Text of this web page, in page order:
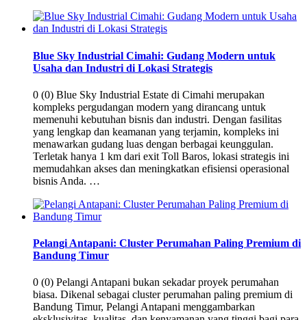
Blue Sky Industrial Cimahi: Gudang Modern untuk
Usaha dan Industri di Lokasi Strategis
0 (0) Blue Sky Industrial Estate di Cimahi merupakan
kompleks pergudangan modern yang dirancang untuk
memenuhi kebutuhan bisnis dan industri. Dengan fasilitas
yang lengkap dan keamanan yang terjamin, kompleks ini
menawarkan gudang luas dengan berbagai keunggulan.
Terletak hanya 1 km dari exit Toll Baros, lokasi strategis ini
memudahkan akses dan meningkatkan efisiensi operasional
bisnis Anda. …
Pelangi Antapani: Cluster Perumahan Paling Premium di
Bandung Timur
0 (0) Pelangi Antapani bukan sekadar proyek perumahan
biasa. Dikenal sebagai cluster perumahan paling premium di
Bandung Timur, Pelangi Antapani menggambarkan